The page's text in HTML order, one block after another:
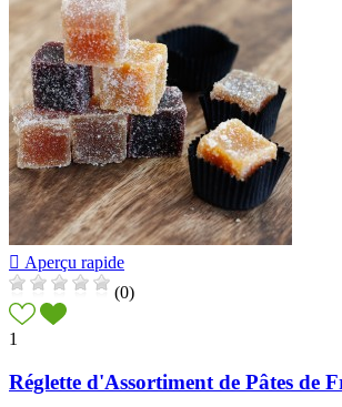
 Aperçu rapide
(0)
1
Réglette d'Assortiment de Pâtes de